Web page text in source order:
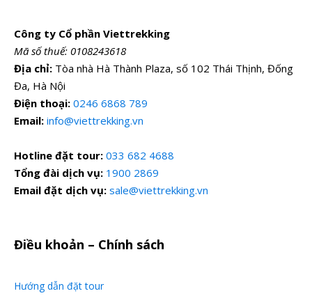
hàng không China Eastern Airlines (Hành lý 23kg
ký gửi + 7kg xách tay)
Vé tàu cao tốc chặng Lệ Giang – Côn Minh
Visa đoàn nhập cảnh Trung Quốc.
Khách sạn tiêu chuẩn 4 sao địa phương tại Côn
Đại Lý , 2 người một phòng (nếu lẻ người thứ 3
(Khách /HDV) sẽ ghép phòng ngủ 3, kê extra
bed)
Phương tiện vận chuyển phục vụ tham quan theo
Công ty Cổ phần Viettrekking
Mã số thuế: 0108243618
Địa chỉ: Tòa nhà Hà Thành Plaza, số 102 Thái Thịnh, Đống
Đa, Hà Nội
Điện thoại: 0246 6868 789
Email: info@viettrekking.vn
Hotline đặt tour: 033 682 4688
Tổng đài dịch vụ: 1900 2869
Email đặt dịch vụ: sale@viettrekking.vn
Điều khoản – Chính sách
Hướng dẫn đặt tour